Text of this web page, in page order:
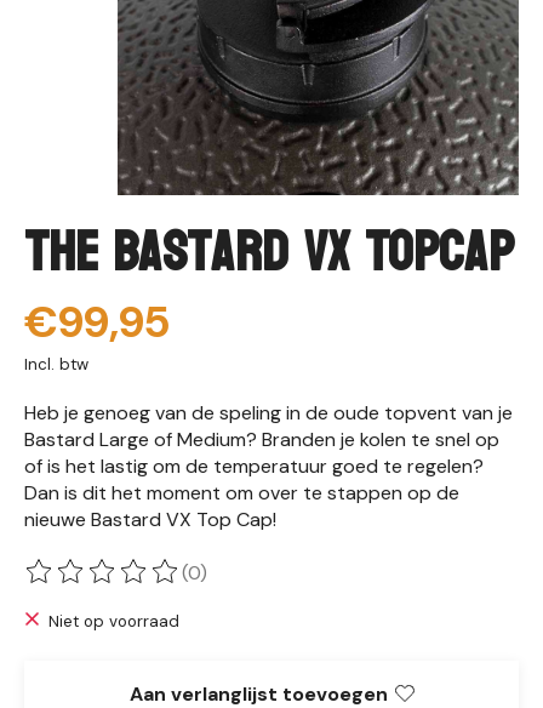
The Bastard VX Topcap
€99,95
Incl. btw
Heb je genoeg van de speling in de oude topvent van je
Bastard Large of Medium? Branden je kolen te snel op
of is het lastig om de temperatuur goed te regelen?
Dan is dit het moment om over te stappen op de
nieuwe Bastard VX Top Cap!
De beoordeling van dit product is
(0)
Niet op voorraad
Aan verlanglijst toevoegen